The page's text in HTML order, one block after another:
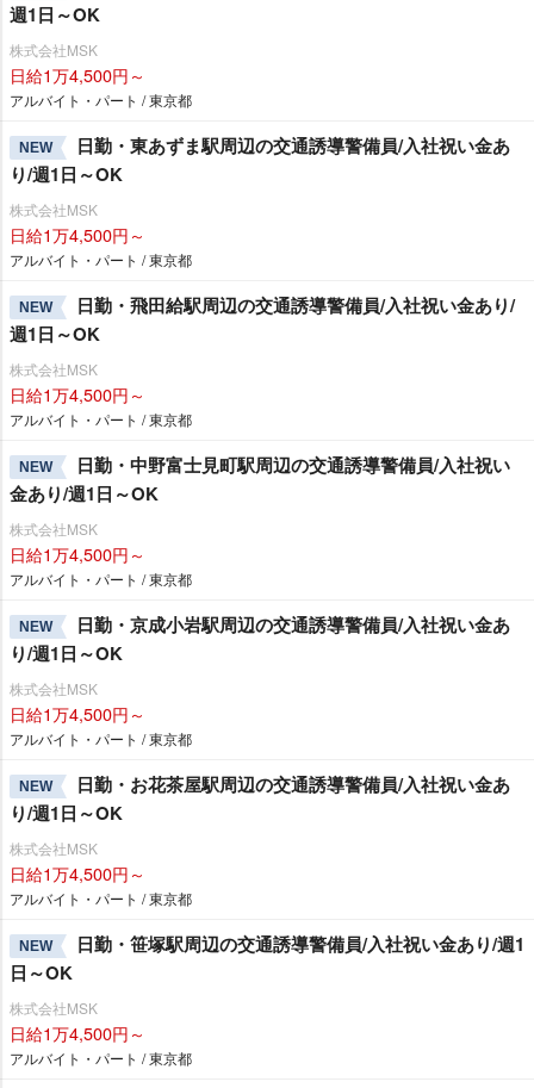
週1日～OK
株式会社MSK
日給1万4,500円～
アルバイト・パート / 東京都
NEW
日勤・東あずま駅周辺の交通誘導警備員/入社祝い金あ
り/週1日～OK
株式会社MSK
日給1万4,500円～
アルバイト・パート / 東京都
NEW
日勤・飛田給駅周辺の交通誘導警備員/入社祝い金あり/
週1日～OK
株式会社MSK
日給1万4,500円～
アルバイト・パート / 東京都
NEW
日勤・中野富士見町駅周辺の交通誘導警備員/入社祝い
金あり/週1日～OK
株式会社MSK
日給1万4,500円～
アルバイト・パート / 東京都
NEW
日勤・京成小岩駅周辺の交通誘導警備員/入社祝い金あ
り/週1日～OK
株式会社MSK
日給1万4,500円～
アルバイト・パート / 東京都
NEW
日勤・お花茶屋駅周辺の交通誘導警備員/入社祝い金あ
り/週1日～OK
株式会社MSK
日給1万4,500円～
アルバイト・パート / 東京都
NEW
日勤・笹塚駅周辺の交通誘導警備員/入社祝い金あり/週1
日～OK
株式会社MSK
日給1万4,500円～
アルバイト・パート / 東京都